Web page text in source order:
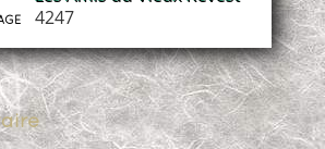
4247